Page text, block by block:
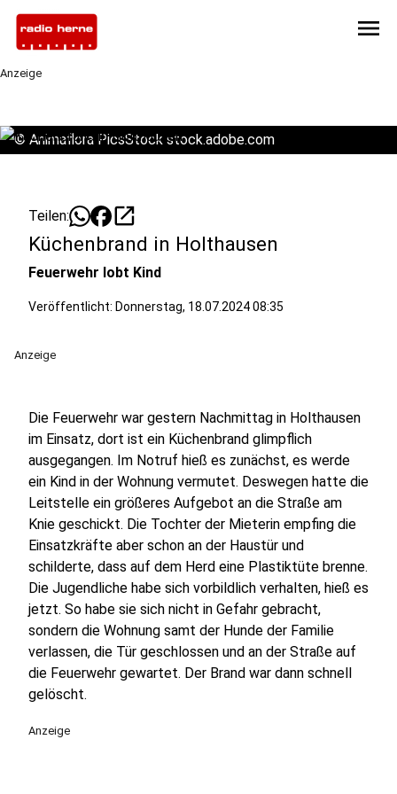
menu
Anzeige
© Animaflora PicsStock stock.adobe.com
Teilen: open_in_new
Küchenbrand in Holthausen
Feuerwehr lobt Kind
Veröffentlicht: Donnerstag, 18.07.2024 08:35
Anzeige
Die Feuerwehr war gestern Nachmittag in Holthausen
im Einsatz, dort ist ein Küchenbrand glimpflich
ausgegangen. Im Notruf hieß es zunächst, es werde
ein Kind in der Wohnung vermutet. Deswegen hatte die
Leitstelle ein größeres Aufgebot an die Straße am
Knie geschickt. Die Tochter der Mieterin empfing die
Einsatzkräfte aber schon an der Haustür und
schilderte, dass auf dem Herd eine Plastiktüte brenne.
Die Jugendliche habe sich vorbildlich verhalten, hieß es
jetzt. So habe sie sich nicht in Gefahr gebracht,
sondern die Wohnung samt der Hunde der Familie
verlassen, die Tür geschlossen und an der Straße auf
die Feuerwehr gewartet. Der Brand war dann schnell
gelöscht.
Anzeige